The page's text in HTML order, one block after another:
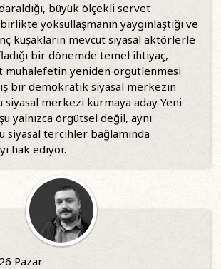
büyük ölçekli servet
yoksullaşmanın yaygınlaştığı ve
kuşakların mevcut siyasal aktörlerle
bir dönemde temel ihtiyaç,
muhalefetin yeniden örgütlenmesi
bir demokratik siyasal merkezin
siyasal merkezi kurmaya aday Yeni
yalnızca örgütsel değil, aynı
siyasal tercihler bağlamında
hak ediyor.
Pazar